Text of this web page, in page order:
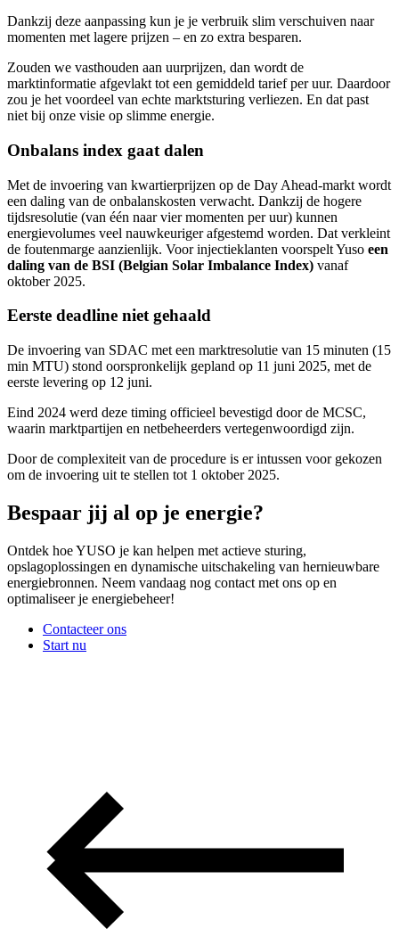
Dankzij deze aanpassing kun je je verbruik slim verschuiven naar
momenten met lagere prijzen – en zo extra besparen.
Zouden we vasthouden aan uurprijzen, dan wordt de
marktinformatie afgevlakt tot een gemiddeld tarief per uur. Daardoor
zou je het voordeel van echte marktsturing verliezen. En dat past
niet bij onze visie op slimme energie.
Onbalans index gaat dalen
Met de invoering van kwartierprijzen op de Day Ahead-markt wordt
een daling van de onbalanskosten verwacht. Dankzij de hogere
tijdsresolutie (van één naar vier momenten per uur) kunnen
energievolumes veel nauwkeuriger afgestemd worden. Dat verkleint
de foutenmarge aanzienlijk. Voor injectieklanten voorspelt Yuso een
daling van de BSI (Belgian Solar Imbalance Index) vanaf
oktober 2025.
Eerste deadline niet gehaald
De invoering van SDAC met een marktresolutie van 15 minuten (15
min MTU) stond oorspronkelijk gepland op 11 juni 2025, met de
eerste levering op 12 juni.
Eind 2024 werd deze timing officieel bevestigd door de MCSC,
waarin marktpartijen en netbeheerders vertegenwoordigd zijn.
Door de complexiteit van de procedure is er intussen voor gekozen
om de invoering uit te stellen tot 1 oktober 2025.
Bespaar jij al op je energie?
Ontdek hoe YUSO je kan helpen met actieve sturing,
opslagoplossingen en dynamische uitschakeling van hernieuwbare
energiebronnen. Neem vandaag nog contact met ons op en
optimaliseer je energiebeheer!
Contacteer ons
Start nu